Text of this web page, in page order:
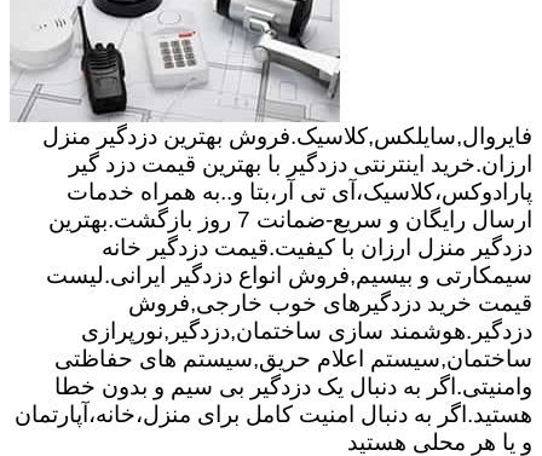
فایروال,سایلکس,کلاسیک.فروش بهترین دزدگیر منزل
ارزان.خرید اینترنتی دزدگیر با بهترین قیمت دزد گیر
پارادوکس،کلاسیک،آی تی آر،بتا و..به همراه خدمات
ارسال رایگان و سریع-ضمانت 7 روز بازگشت.بهترین
دزدگیر منزل ارزان با کیفیت.قیمت دزدگیر خانه
سیمکارتی و بیسیم,فروش انواع دزدگیر ایرانی.لیست
قیمت خرید دزدگیرهای خوب خارجی,فروش
دزدگیر.هوشمند سازی ساختمان,دزدگیر,نورپرازی
ساختمان,سیستم اعلام حریق,سیستم های حفاظتی
وامنیتی.اگر به دنبال یک دزدگیر بی سیم و بدون خطا
هستید.اگر به دنبال امنیت کامل برای منزل،خانه،آپارتمان
و یا هر محلی هستید